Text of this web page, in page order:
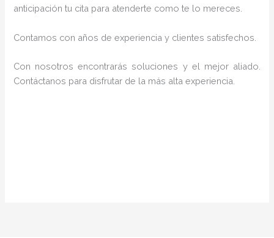
anticipación tu cita para atenderte como te lo mereces.
Contamos con años de experiencia y clientes satisfechos.
Con nosotros encontrarás soluciones y el mejor aliado.
Contáctanos para disfrutar de la más alta experiencia.